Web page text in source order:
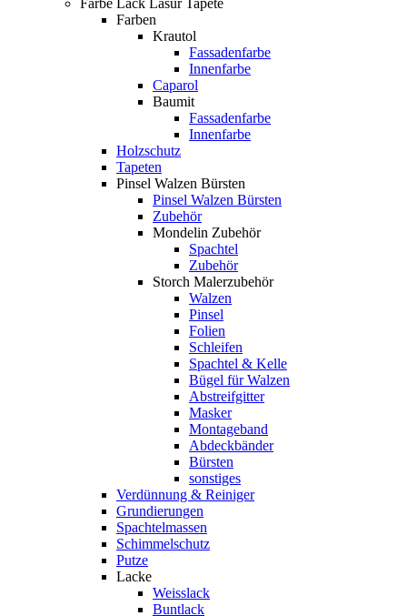
Farbe Lack Lasur Tapete
Farben
Krautol
Fassadenfarbe
Innenfarbe
Caparol
Baumit
Fassadenfarbe
Innenfarbe
Holzschutz
Tapeten
Pinsel Walzen Bürsten
Pinsel Walzen Bürsten
Zubehör
Mondelin Zubehör
Spachtel
Zubehör
Storch Malerzubehör
Walzen
Pinsel
Folien
Schleifen
Spachtel & Kelle
Bügel für Walzen
Abstreifgitter
Masker
Montageband
Abdeckbänder
Bürsten
sonstiges
Verdünnung & Reiniger
Grundierungen
Spachtelmassen
Schimmelschutz
Putze
Lacke
Weisslack
Buntlack